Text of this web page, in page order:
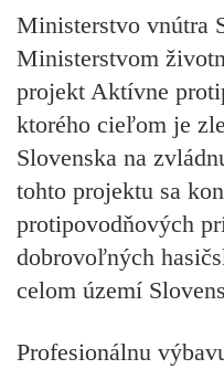
Ministerstvo vnútra
Ministerstvom
projekt Aktívne
ktorého cieľom je
Slovenska na
tohto projektu sa
protipovodňových
dobrovoľných
celom území
Profesionálnu